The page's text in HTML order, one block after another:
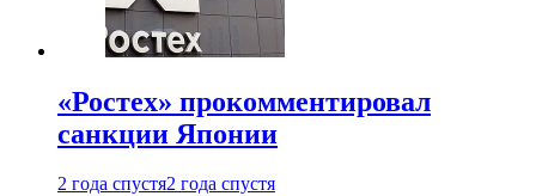
«Ростех» прокомментировал
санкции Японии
2 года спустя2 года спустя